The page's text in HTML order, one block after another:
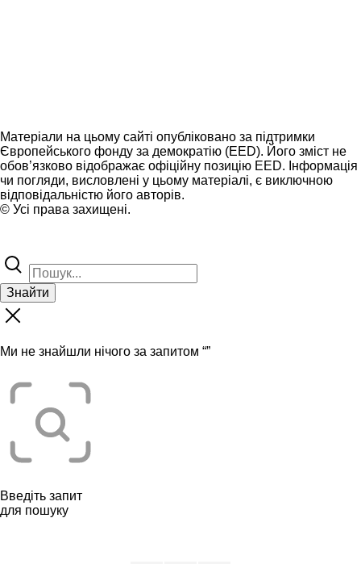
Матеріали на цьому сайті опубліковано за підтримки
Європейського фонду за демократію (EED). Його зміст не
обов’язково відображає офіційну позицію EED. Інформація
чи погляди, висловлені у цьому матеріалі, є виключною
відповідальністю його авторів.
© Усі права захищені.
Знайти
Ми не знайшли нічого за запитом “”
Введіть запит
для пошуку